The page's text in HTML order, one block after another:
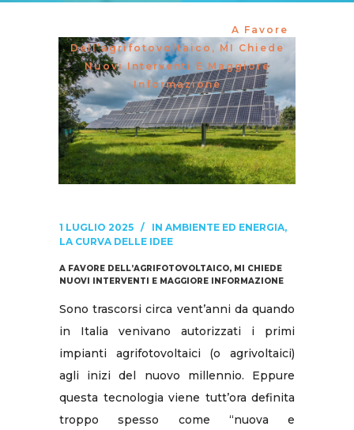
A Favore
Dell’agrifotovoltaico, MI Chiede
Nuovi Interventi E Maggiore
Informazione
1 LUGLIO 2025 IN AMBIENTE ED ENERGIA,
LA CURVA DELLE IDEE
A FAVORE DELL’AGRIFOTOVOLTAICO, MI CHIEDE
NUOVI INTERVENTI E MAGGIORE INFORMAZIONE
Sono trascorsi circa vent’anni da quando
in Italia venivano autorizzati i primi
impianti agrifotovoltaici (o agrivoltaici)
agli inizi del nuovo millennio. Eppure
questa tecnologia viene tutt’ora definita
troppo spesso come “nuova e